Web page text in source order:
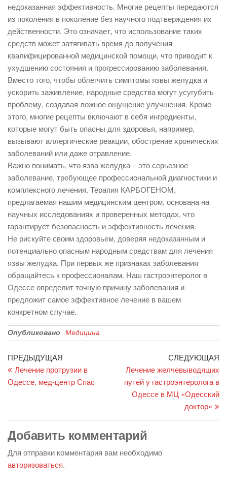
недоказанная эффективность. Многие рецепты передаются
из поколения в поколение без научного подтверждения их
действенности. Это означает, что использование таких
средств может затягивать время до получения
квалифицированной медицинской помощи, что приводит к
ухудшению состояния и прогрессированию заболевания.
Вместо того, чтобы облегчить симптомы язвы желудка и
ускорить заживление, народные средства могут усугубить
проблему, создавая ложное ощущение улучшения. Кроме
этого, многие рецепты включают в себя ингредиенты,
которые могут быть опасны для здоровья, например,
вызывают аллергические реакции, обострение хронических
заболеваний или даже отравление.
Важно понимать, что язва желудка – это серьезное
заболевание, требующее профессиональной диагностики и
комплексного лечения. Терапия КАРБОГЕНОМ,
предлагаемая нашим медицинским центром, основана на
научных исследованиях и проверенных методах, что
гарантирует безопасность и эффективность лечения.
Не рискуйте своим здоровьем, доверяя недоказанным и
потенциально опасным народным средствам для лечения
язвы желудка. При первых же признаках заболевания
обращайтесь к профессионалам. Наш гастроэнтеролог в
Одессе определит точную причину заболевания и
предложит самое эффективное лечение в вашем
конкретном случае.
Опубликовано Медицина
Навигация
по
записям
Предыдущая
запись
ПРЕДЫДУЩАЯ
Лечение протрузии в
Одессе, мед-центр Спас
СЛЕДУЮЩАЯ
Лечение желчевыводящих
путей у гастроэнтеролога в
Одессе в МЦ «Одесский
доктор»
Добавить комментарий
Для отправки комментария вам необходимо
авторизоваться.